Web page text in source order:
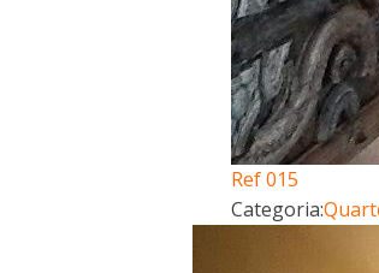
Ref 015
Categoria: